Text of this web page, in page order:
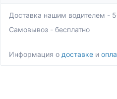
Доставка нашим водителем -
Самовывоз - бесплатно
Информация о доставке и